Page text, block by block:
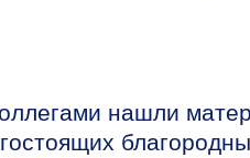
нашли